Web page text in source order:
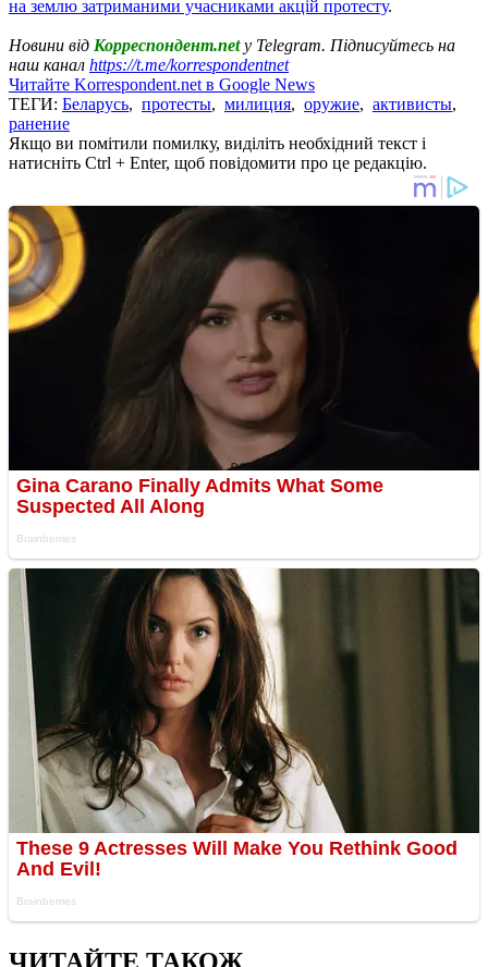
на землю затриманими учасниками акцій протесту.
Новини від Корреспондент.netу Telegram. Підписуйтесь на
наш канал https://t.me/korrespondentnet
Читайте Korrespondent.net в Google News
ТЕГИ: Беларусь, протесты, милиция, оружие, активисты,
ранение
Якщо ви помітили помилку, виділіть необхідний текст і
натисніть Ctrl + Enter, щоб повідомити про це редакцію.